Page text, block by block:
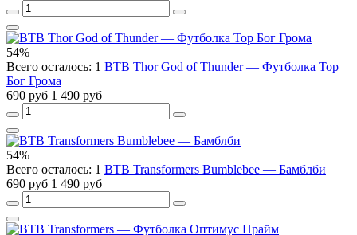
54%
Всего осталось: 1 BTB Thor God of Thunder — Футболка Тор
Бог Грома
690 руб 1 490 руб
54%
Всего осталось: 1 BTB Transformers Bumblebee — Бамблби
690 руб 1 490 руб